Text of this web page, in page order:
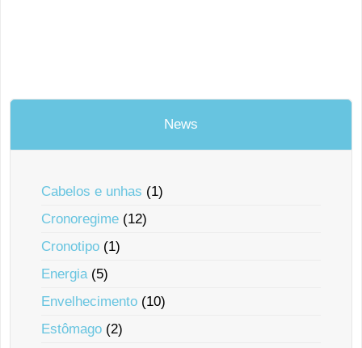
News
Cabelos e unhas (1)
Cronoregime (12)
Cronotipo (1)
Energia(5)
Envelhecimento (10)
Estômago (2)